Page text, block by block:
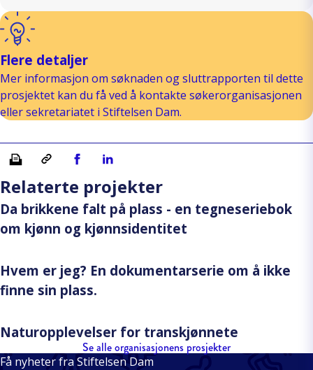
Flere detaljer
Mer informasjon om søknaden og sluttrapporten til dette
prosjektet kan du få ved å kontakte søkerorganisasjonen
eller sekretariatet i Stiftelsen Dam.
Skriv ut Kopiera länkDel på Facebook
Del på Linkedin
Relaterte projekter
Da brikkene falt på plass - en tegneseriebok
om kjønn og kjønnsidentitet
Hvem er jeg? En dokumentarserie om å ikke
finne sin plass.
Naturopplevelser for transkjønnete
Se alle organisasjonens prosjekter
Få nyheter fra Stiftelsen Dam